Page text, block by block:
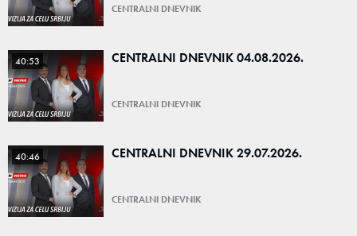
CENTRALNI DNEVNIK
40:53 CENTRALNI DNEVNIK 04.08.2026.
CENTRALNI DNEVNIK
40:46 CENTRALNI DNEVNIK 29.07.2026.
CENTRALNI DNEVNIK